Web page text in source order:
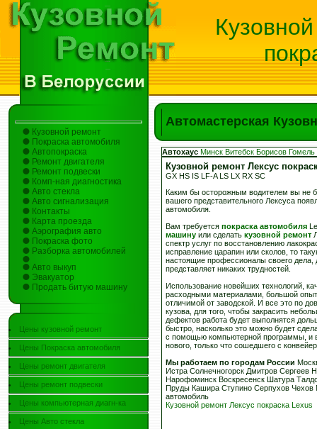
Кузовной ремонт
Покраска автомобиля
Автопокраска
Ремонт двигателя
Ремонт подвески
Комп-ная диагностика
Авто стекла
Авто сигнализация
Контакты
Карта проезда
Аэрография авто
Покраска фото
Разборка автомобилей
Авто выкуп
Эвакуатор
Продать битую машину
Цены кузовной ремонт
Цены Покраска автомобиля
Цены ремонт двигателя
Цены ремонт подвески
Цены компьютерная диагн-ка
Цены Авто стекла
Автомастерская
Автохаус Минск Витебск Борисов Гомель
Кузовной ремонт Лексус
GX HS IS LF-A LS LX RX SC
Каким бы осторожным водителем вы не
вашего представительного Лексуса
автомобиля.
Вам требуется покраска автомобиля
машину или сделать кузовной ремонт
спектр услуг по восстановлению
исправление царапин или сколов, то
настоящие профессионалы своего дела,
представляет никаких трудностей.
Использование новейших технологий,
расходными материалами, большой опыт
отличимой от заводской. И все это по
кузова, для того, чтобы закрасить
дефектов работа будет выполнятся
быстро, насколько это можно будет
с помощью компьютерной программы, и
нового, только что сошедшего с
Мы работаем по городам России
Истра Солнечногорск Дмитров Сергеев
Нарофоминск Воскресенск Шатура
Пруды Кашира Ступино Серпухов Чехов
автомобиль
Кузовной ремонт Лексус покраска Lexus